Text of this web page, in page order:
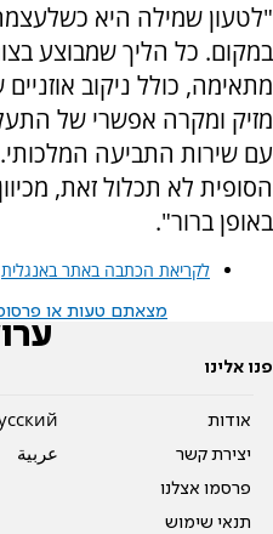
"לטעון שמילה היא
במקום. כל הליך שמבוצע
מתאימה, כולל ניקוב
מזיק ומקרה אפשרי של
עם שירות התביעה
הסופית לא תכלול זאת,
באופן ברור".
לקריאת הכתבה באתר באנגלית
מצאתם טעות או
פנו אלינו
אודות
יצירת קשר
פרסמו אצלנו
תנאי שימוש
عربية